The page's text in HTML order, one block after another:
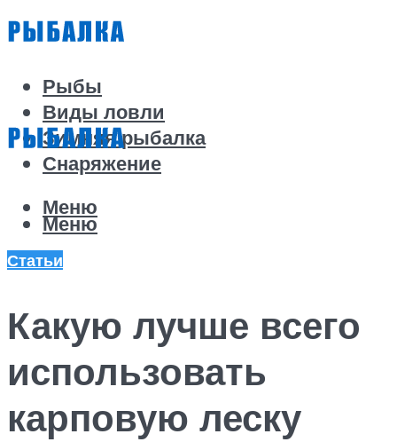
Рыбы
Виды ловли
Зимняя рыбалка
Снаряжение
Меню
Меню
Статьи
Какую лучше всего
использовать
карповую леску